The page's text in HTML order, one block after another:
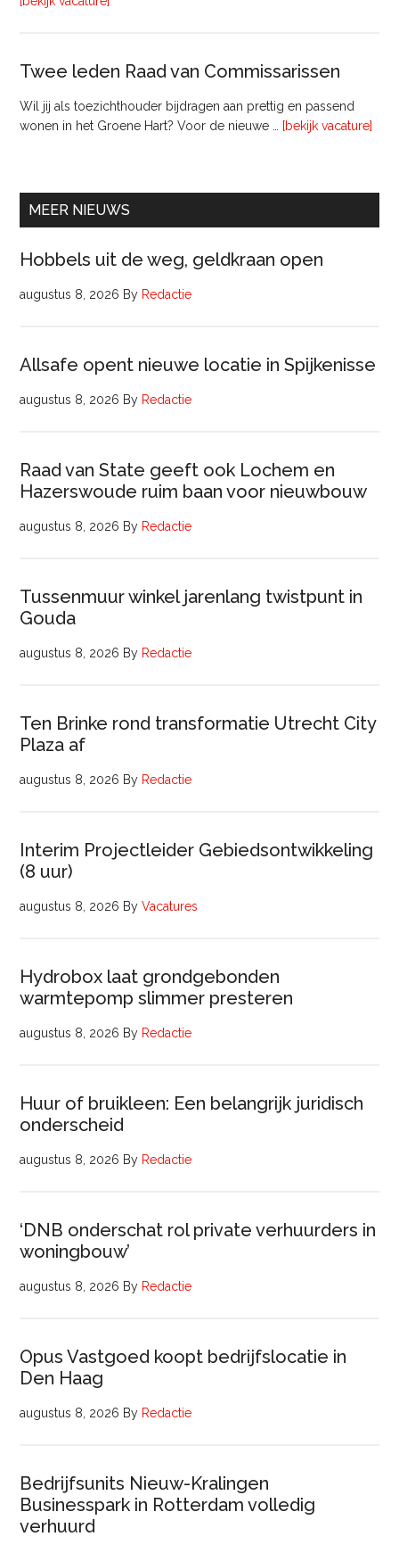
Twee leden Raad van Commissarissen
Wil jij als toezichthouder bijdragen aan prettig en passend
wonen in het Groene Hart? Voor de nieuwe …
[bekijk vacature]
MEER NIEUWS
Hobbels uit de weg, geldkraan open
augustus 8, 2026 By Redactie
Allsafe opent nieuwe locatie in Spijkenisse
augustus 8, 2026 By Redactie
Raad van State geeft ook Lochem en
Hazerswoude ruim baan voor nieuwbouw
augustus 8, 2026 By Redactie
Tussenmuur winkel jarenlang twistpunt in
Gouda
augustus 8, 2026 By Redactie
Ten Brinke rond transformatie Utrecht City
Plaza af
augustus 8, 2026 By Redactie
Interim Projectleider Gebiedsontwikkeling
(8 uur)
augustus 8, 2026 ByVacatures
Hydrobox laat grondgebonden
warmtepomp slimmer presteren
augustus 8, 2026 By Redactie
Huur of bruikleen: Een belangrijk juridisch
onderscheid
augustus 8, 2026 By Redactie
‘DNB onderschat rol private verhuurders in
woningbouw’
augustus 8, 2026 By Redactie
Opus Vastgoed koopt bedrijfslocatie in
Den Haag
augustus 8, 2026 By Redactie
Bedrijfsunits Nieuw-Kralingen
Businesspark in Rotterdam volledig
verhuurd